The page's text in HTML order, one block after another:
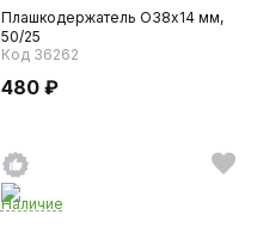
Плашкодержатель O38х14 мм,
50/25
Код 36262
480 ₽
Наличие